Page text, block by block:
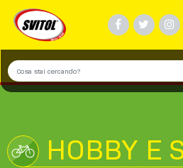
PRODOTTI
VIDEOHOBBY E